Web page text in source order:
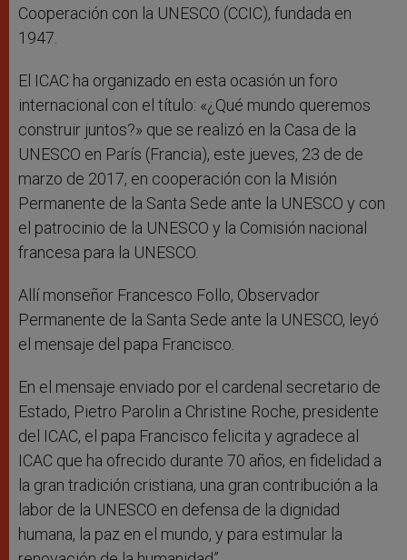
Cooperación con la UNESCO (CCIC), fundada en
1947.
El ICAC ha organizado en esta ocasión un foro
internacional con el título: «¿Qué mundo queremos
construir juntos?» que se realizó en la Casa de la
UNESCO en París (Francia), este jueves, 23 de de
marzo de 2017, en cooperación con la Misión
Permanente de la Santa Sede ante la UNESCO y con
el patrocinio de la UNESCO y la Comisión nacional
francesa para la UNESCO.
Allí monseñor Francesco Follo, Observador
Permanente de la Santa Sede ante la UNESCO, leyó
el mensaje del papa Francisco.
En el mensaje enviado por el cardenal secretario de
Estado, Pietro Parolin a Christine Roche, presidente
del ICAC, el papa Francisco felicita y agradece al
ICAC que ha ofrecido durante 70 años, en fidelidad a
la gran tradición cristiana, una gran contribución a la
labor de la UNESCO en defensa de la dignidad
humana, la paz en el mundo, y para estimular la